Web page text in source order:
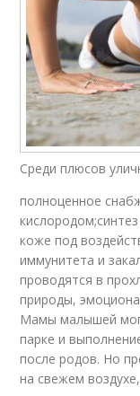
Среди плюсов
полноценное
коже под
иммунитета и
проводятся в
природы,
Мамы малышей
парке и
после родов. Но
на свежем